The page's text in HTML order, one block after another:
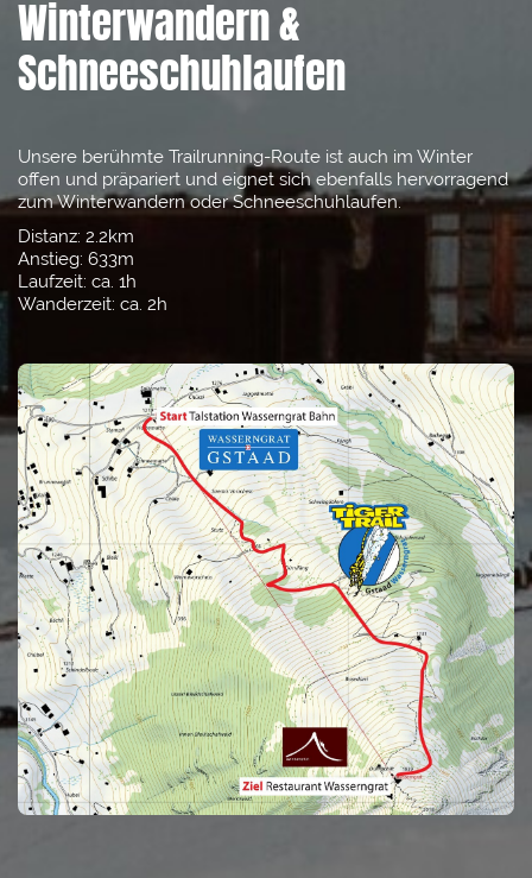
Winterwandern &
Schneeschuhlaufen
Unsere berühmte Trailrunning-Route ist auch im Winter
offen und präpariert und eignet sich ebenfalls hervorragend
zum Winterwandern oder Schneeschuhlaufen.
Distanz: 2.2km
Anstieg: 633m
Laufzeit: ca. 1h
Wanderzeit: ca. 2h